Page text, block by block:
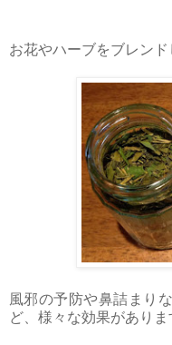
お花やハーブをブレンド
風邪の予防や鼻詰まり
ど、様々な効果がありま